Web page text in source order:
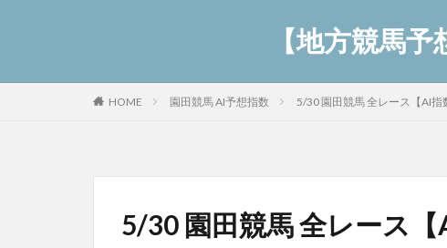
【地方競馬
HOME 園田競馬 AI予想指数 5/30 園田競馬 全レース【AI
5/30 園田競馬 全レース【